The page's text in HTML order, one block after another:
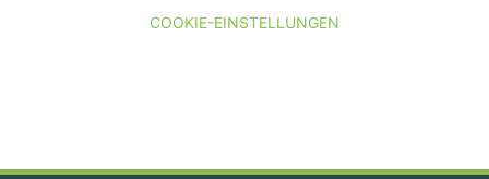
COOKIE-EINSTELLUNGEN